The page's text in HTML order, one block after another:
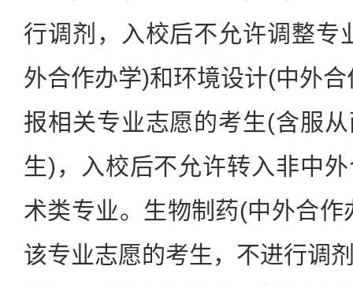
行调剂，入校后不允许调整专
外合作办学)和环境设计(中外
报相关专业志愿的考生(含服
生)，入校后不允许转入非中
术类专业。生物制药(中外合
该专业志愿的考生，不进行调